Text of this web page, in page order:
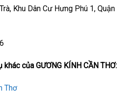
Khu Dân Cư Hưng Phú 1, Quận
của GƯƠNG KÍNH CẦN THƠ:
Thơ